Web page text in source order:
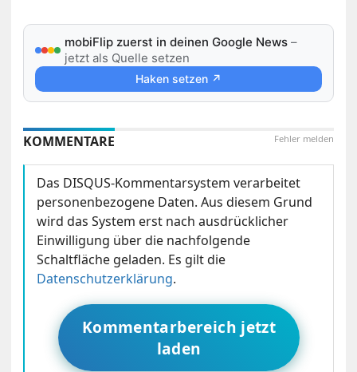
mobiFlip zuerst in deinen Google News –
jetzt als Quelle setzen
Haken setzen ↗
Fehler melden
KOMMENTARE
Das DISQUS-Kommentarsystem verarbeitet
personenbezogene Daten. Aus diesem Grund
wird das System erst nach ausdrücklicher
Einwilligung über die nachfolgende
Schaltfläche geladen. Es gilt die
Datenschutzerklärung.
Kommentarbereich jetzt
laden